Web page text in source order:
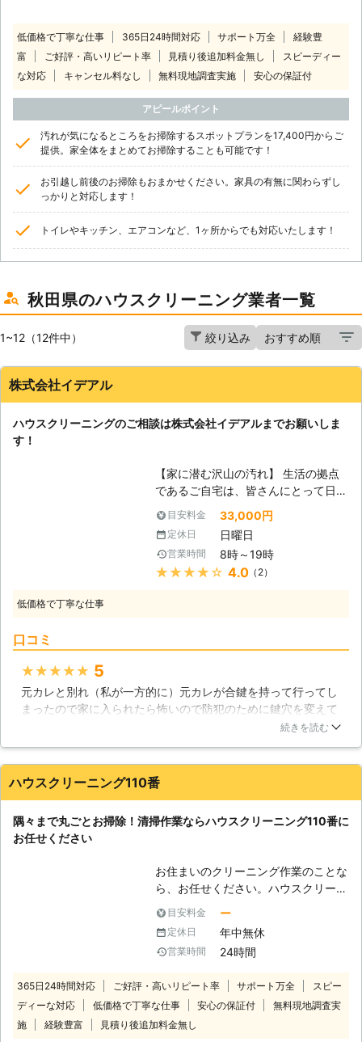
低価格で丁寧な仕事 365日24時間対応 サポート万全
経験豊
富
ご好評・高いリピート率 見積り後追加料金無し
スピーディー
な対応
キャンセル料なし 無料現地調査実施 安心の保証付
アピールポイント
汚れが気になるところをお掃除するスポットプランを17,400円からご
提供。家全体をまとめてお掃除することも可能です！
お引越し前後のお掃除もおまかせください。家具の有無に関わらずし
っかりと対応します！
トイレやキッチン、エアコンなど、1ヶ所からでも対応いたします！
秋田県のハウスクリーニング業者一覧
1~12（12件中） 絞り込み
株式会社イデアル
ハウスクリーニングのご相談は株式会社イデアルまでお願いしま
す！
【家に潜む沢山の汚れ】 生活の拠点
であるご自宅は、皆さんにとって日頃
の疲れを癒す事のできる空間だと思う
のですが、そんな自宅の中には沢山の
汚れが隠されているのをご存知でしょ
うか？定期的に掃除をしていても、時
間の経過によって取れにくくなる汚れ
いても時間の経過で綺麗にする事が難
しくなってくるでしょう。ほこりも溜
まりすぎるといくら掃除をしても完璧
に除去し辛くなりますし、天井などの
手が届かない場所にもホコリが溜まる
ので、自宅内は意外とホコリの溜まり
ます】 掃除は隅々まで行おうとする
と、何時間もかかってしまいます。自
事もあり、まとまった時間が取れない
社会人の方などは掃除をしたくてもす
る時間が無い、と諦めている方も居ら
れるのではないでしょうか？その様な
方々の為に、株式会社イデアルはハウ
スクリーニングでお力になります！浴
ロ周辺の油汚れもお任せください！ホ
コリが溜まった場所も見逃さず綺麗に
なる方は、一度株式会社イデアルへご
目安料金 33,000円
定休日 日曜日
営業時間 8時～19時
★★★★★ 4.0（2）
低価格で丁寧な仕事
口コミ
★★★★★ 5
元カレと別れ（私が一方的に）元カレが合鍵を持って行ってし
まったので家に入られたら怖いので防犯のために鍵穴を変えて
もらいました。友人に鍵二重にした方が良いと言われ、大家さ
ました。あっとゆう間に作業が終了したので良かったです。
365日24時間対応という所もすごいと思います。一人暮らしの
岩手県 盛岡市
続きを読む
ハウスクリーニング110番
隅々まで丸ごとお掃除！清掃作業ならハウスクリーニング110番に
お任せください
お住まいのクリーニング作業のことな
ら、お任せください。ハウスクリーニ
ング110番はどこにも負けない技術力
が自慢です。 全国で対応する加盟店
スタッフは、豊富な経験と実績を所持
したベテラン揃いです。 常にお客様
ピーディーな対応を心掛けておりま
す。 「汚れがなかなかキレイに落ち
ない」「自分では手の届かない隅々ま
目安料金 ー
定休日 年中無休
営業時間 24時間
365日24時間対応 ご好評・高いリピート率 サポート万全
スピー
ディーな対応
低価格で丁寧な仕事 安心の保証付
無料現地調査実
施
経験豊富 見積り後追加料金無し